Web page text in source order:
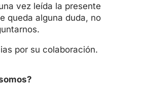
vez leída la presente
queda alguna duda, no
por su colaboración.